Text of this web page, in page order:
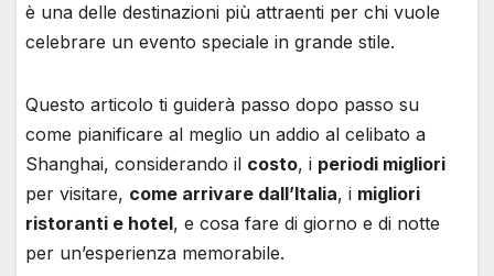
è una delle destinazioni più attraenti per chi vuole
celebrare un evento speciale in grande stile.
Questo articolo ti guiderà passo dopo passo su
come pianificare al meglio un addio al celibato a
Shanghai, considerando il costo, i periodi migliori
per visitare, come arrivare dall’Italia, i migliori
ristoranti e hotel, e cosa fare di giorno e di notte
per un’esperienza memorabile.